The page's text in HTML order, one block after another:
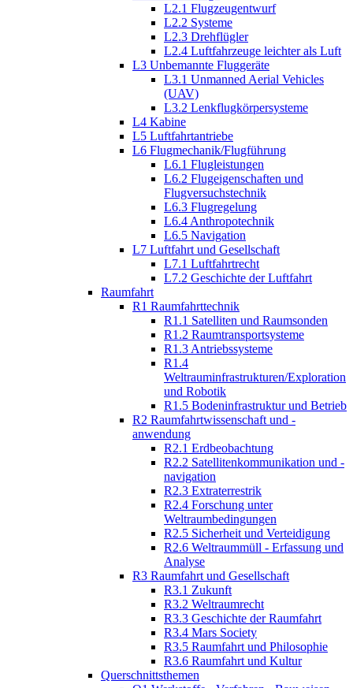
L2.1 Flugzeugentwurf
L2.2 Systeme
L2.3 Drehflügler
L2.4 Luftfahrzeuge leichter als Luft
L3 Unbemannte Fluggeräte
L3.1 Unmanned Aerial Vehicles
(UAV)
L3.2 Lenkflugkörpersysteme
L4 Kabine
L5 Luftfahrtantriebe
L6 Flugmechanik/Flugführung
L6.1 Flugleistungen
L6.2 Flugeigenschaften und
Flugversuchstechnik
L6.3 Flugregelung
L6.4 Anthropotechnik
L6.5 Navigation
L7 Luftfahrt und Gesellschaft
L7.1 Luftfahrtrecht
L7.2 Geschichte der Luftfahrt
Raumfahrt
R1 Raumfahrttechnik
R1.1 Satelliten und Raumsonden
R1.2 Raumtransportsysteme
R1.3 Antriebssysteme
R1.4
Weltrauminfrastrukturen/Exploration
und Robotik
R1.5 Bodeninfrastruktur und Betrieb
R2 Raumfahrtwissenschaft und -
anwendung
R2.1 Erdbeobachtung
R2.2 Satellitenkommunikation und -
navigation
R2.3 Extraterrestrik
R2.4 Forschung unter
Weltraumbedingungen
R2.5 Sicherheit und Verteidigung
R2.6 Weltraummüll - Erfassung und
Analyse
R3 Raumfahrt und Gesellschaft
R3.1 Zukunft
R3.2 Weltraumrecht
R3.3 Geschichte der Raumfahrt
R3.4 Mars Society
R3.5 Raumfahrt und Philosophie
R3.6 Raumfahrt und Kultur
Querschnittsthemen